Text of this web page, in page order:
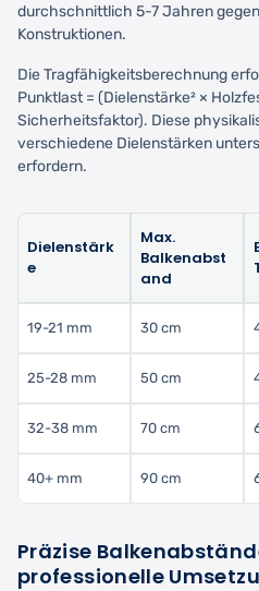
durchschnittlich 5-7 Jahren
Konstruktionen.
Die Tragfähigkeitsberechnung
Punktlast = (Dielenstärke² ×
Sicherheitsfaktor). Diese
verschiedene Dielenstärken
erfordern.
Dielenstärk
e
Max.
Balkenabst
and
19-21 mm 30 cm
25-28 mm 50 cm
32-38 mm 70 cm
40+ mm 90 cm
Präzise
professionelle